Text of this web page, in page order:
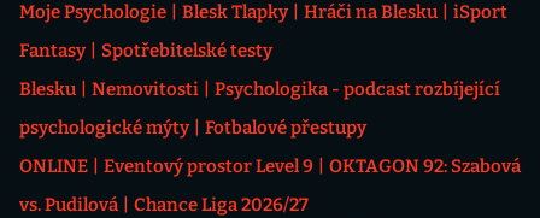
Moje Psychologie Blesk Tlapky Hráči na Blesku
iSport
Fantasy
Spotřebitelské testy
Blesku
Nemovitosti
Psychologika - podcast rozbíjející
psychologické mýty
Fotbalové přestupy
ONLINE
Eventový prostor Level 9
OKTAGON 92: Szabová
vs. Pudilová
Chance Liga 2026/27